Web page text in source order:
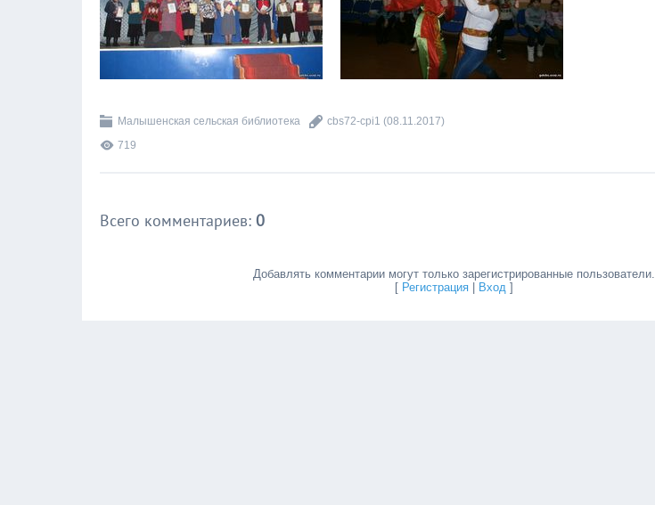
Малышенская сельская библиотека cbs72-cpi1 (08.11.2017)
719
Всего комментариев: 0
Добавлять комментарии могут только зарегистрированные пользователи.
[ Регистрация Вход ]